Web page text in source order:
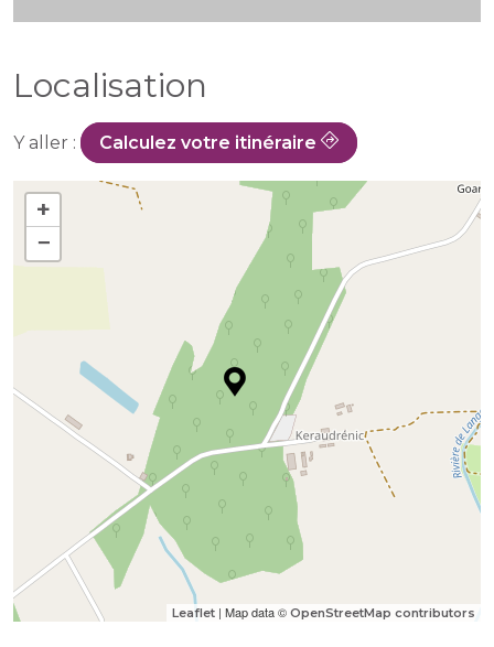
Localisation
Y aller : Calculez votre itinéraire
+
−
Leaflet | Map data © OpenStreetMap contributors